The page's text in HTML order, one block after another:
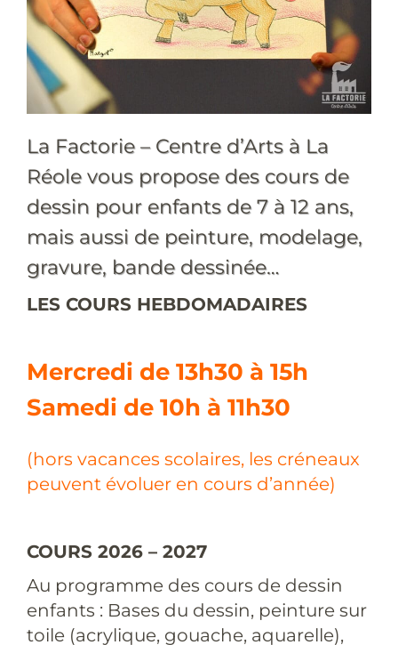
La Factorie – Centre d’Arts à La
Réole vous propose des cours de
dessin pour enfants de 7 à 12 ans,
mais aussi de peinture, modelage,
gravure, bande dessinée…
LES COURS HEBDOMADAIRES
Mercredi de 13h30 à 15h
Samedi de 10h à 11h30
(hors vacances scolaires, les créneaux
peuvent évoluer en cours d’année)
COURS 2026 – 2027
Au programme des cours de dessin
enfants : Bases du dessin, peinture sur
toile (acrylique, gouache, aquarelle),